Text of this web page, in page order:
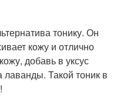
тонику. Он
кожу и отлично
добавь в уксус
Такой тоник в